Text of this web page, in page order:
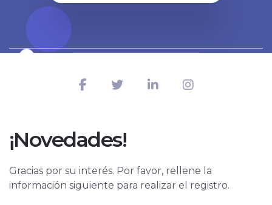
¡Novedades!
Gracias por su interés. Por favor, rellene la
información siguiente para realizar el registro.